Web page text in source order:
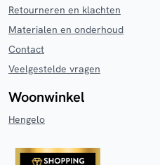
Retourneren en klachten
Materialen en onderhoud
Contact
Veelgestelde vragen
Woonwinkel
Hengelo